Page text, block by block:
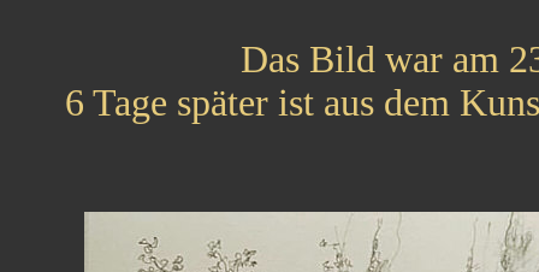
Das Bild war am
6 Tage später ist aus dem